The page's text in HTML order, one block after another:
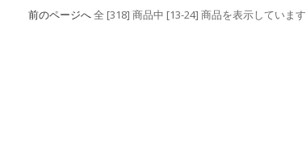
前のページへ全 [318] 商品中 [13-24] 商品を表示しています